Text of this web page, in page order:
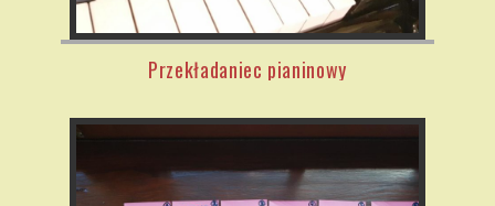
Przekładaniec pianinowy